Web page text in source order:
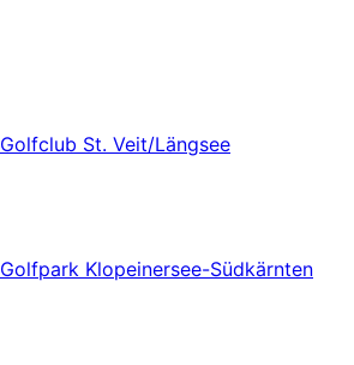
Golfclub St. Veit/Längsee
Golfpark Klopeinersee-Südkärnten